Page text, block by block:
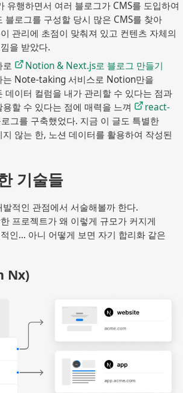
유행하면서 여러 블로그가 CMS를 도입하여
블로그를 구성할 당시 많은 CMS를 찾아
관리에 초점이 맞춰져 있고 컨텐츠 자체의
을 받았다.
로
Notion & Next.js로 블로그 만들기
는 Note-taking 서비스로 Notion만을
데이터 컬럼을 내가 관리할 수 있다는 점과
할 수 있다는 점에 매력을 느껴
react-
그를 구축했었다. 지금 이 글도 특별한
않는 한, 노션 데이터를 활용하여 작성된
기술들
적인 관점에서 서술해볼까 한다.
프로젝트가 왜 이렇게 규모가 커지게
인… 아니 어떻게 보면 자기 합리화 같은
Nx)